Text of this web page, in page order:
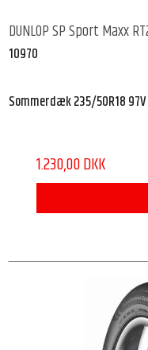
DUNLOP SP Sport Maxx
10970
Sommerdæk 235/50R18 97V
1.230,00 DKK